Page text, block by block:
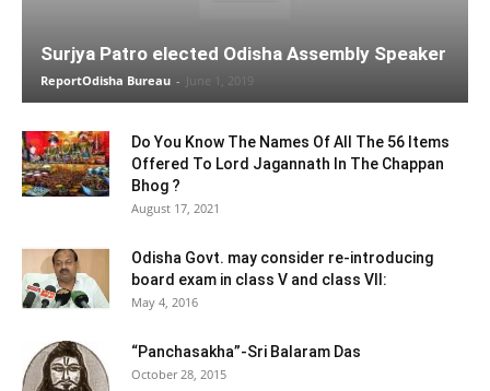
Surjya Patro elected Odisha Assembly Speaker
ReportOdisha Bureau - June 1, 2019
Do You Know The Names Of All The 56 Items
Offered To Lord Jagannath In The Chappan
Bhog ?
August 17, 2021
Odisha Govt. may consider re-introducing
board exam in class V and class VII:
May 4, 2016
“Panchasakha”-Sri Balaram Das
October 28, 2015